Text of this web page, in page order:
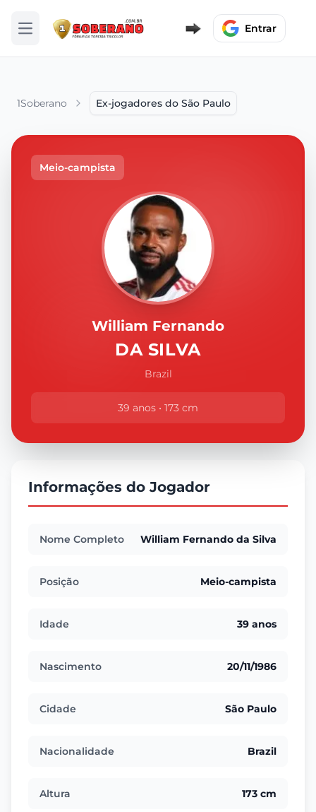
Abrir menu Entrar
1Soberano Ex-jogadores do São Paulo
Meio-campista
William Fernando
DA SILVA
Brazil
39 anos • 173 cm
Informações do Jogador
Nome Completo William Fernando da Silva
Posição Meio-campista
Idade 39 anos
Nascimento 20/11/1986
Cidade São Paulo
Nacionalidade Brazil
Altura 173 cm